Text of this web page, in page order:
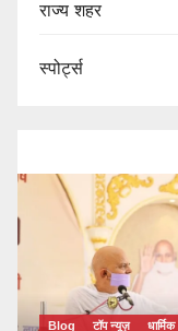
राज्य शहर
स्पोर्ट्स